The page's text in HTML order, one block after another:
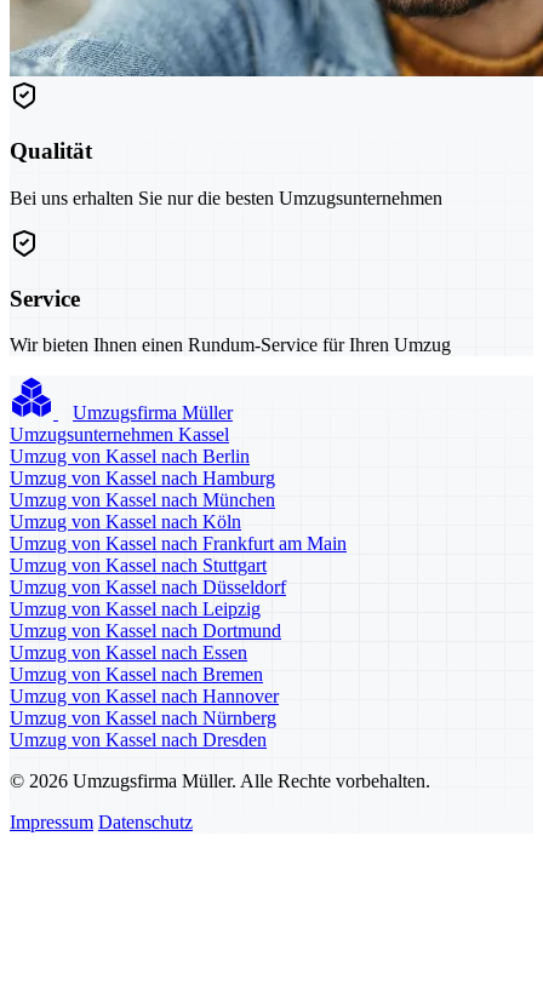
Qualität
Bei uns erhalten Sie nur die besten Umzugsunternehmen
Service
Wir bieten Ihnen einen Rundum-Service für Ihren Umzug
Umzugsfirma Müller
Umzugsunternehmen Kassel
Umzug von Kassel nach Berlin
Umzug von Kassel nach Hamburg
Umzug von Kassel nach München
Umzug von Kassel nach Köln
Umzug von Kassel nach Frankfurt am Main
Umzug von Kassel nach Stuttgart
Umzug von Kassel nach Düsseldorf
Umzug von Kassel nach Leipzig
Umzug von Kassel nach Dortmund
Umzug von Kassel nach Essen
Umzug von Kassel nach Bremen
Umzug von Kassel nach Hannover
Umzug von Kassel nach Nürnberg
Umzug von Kassel nach Dresden
© 2026 Umzugsfirma Müller. Alle Rechte vorbehalten.
Impressum Datenschutz